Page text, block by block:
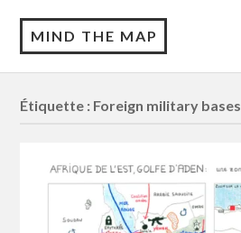
MIND THE MAP
Étiquette : Foreign military bases